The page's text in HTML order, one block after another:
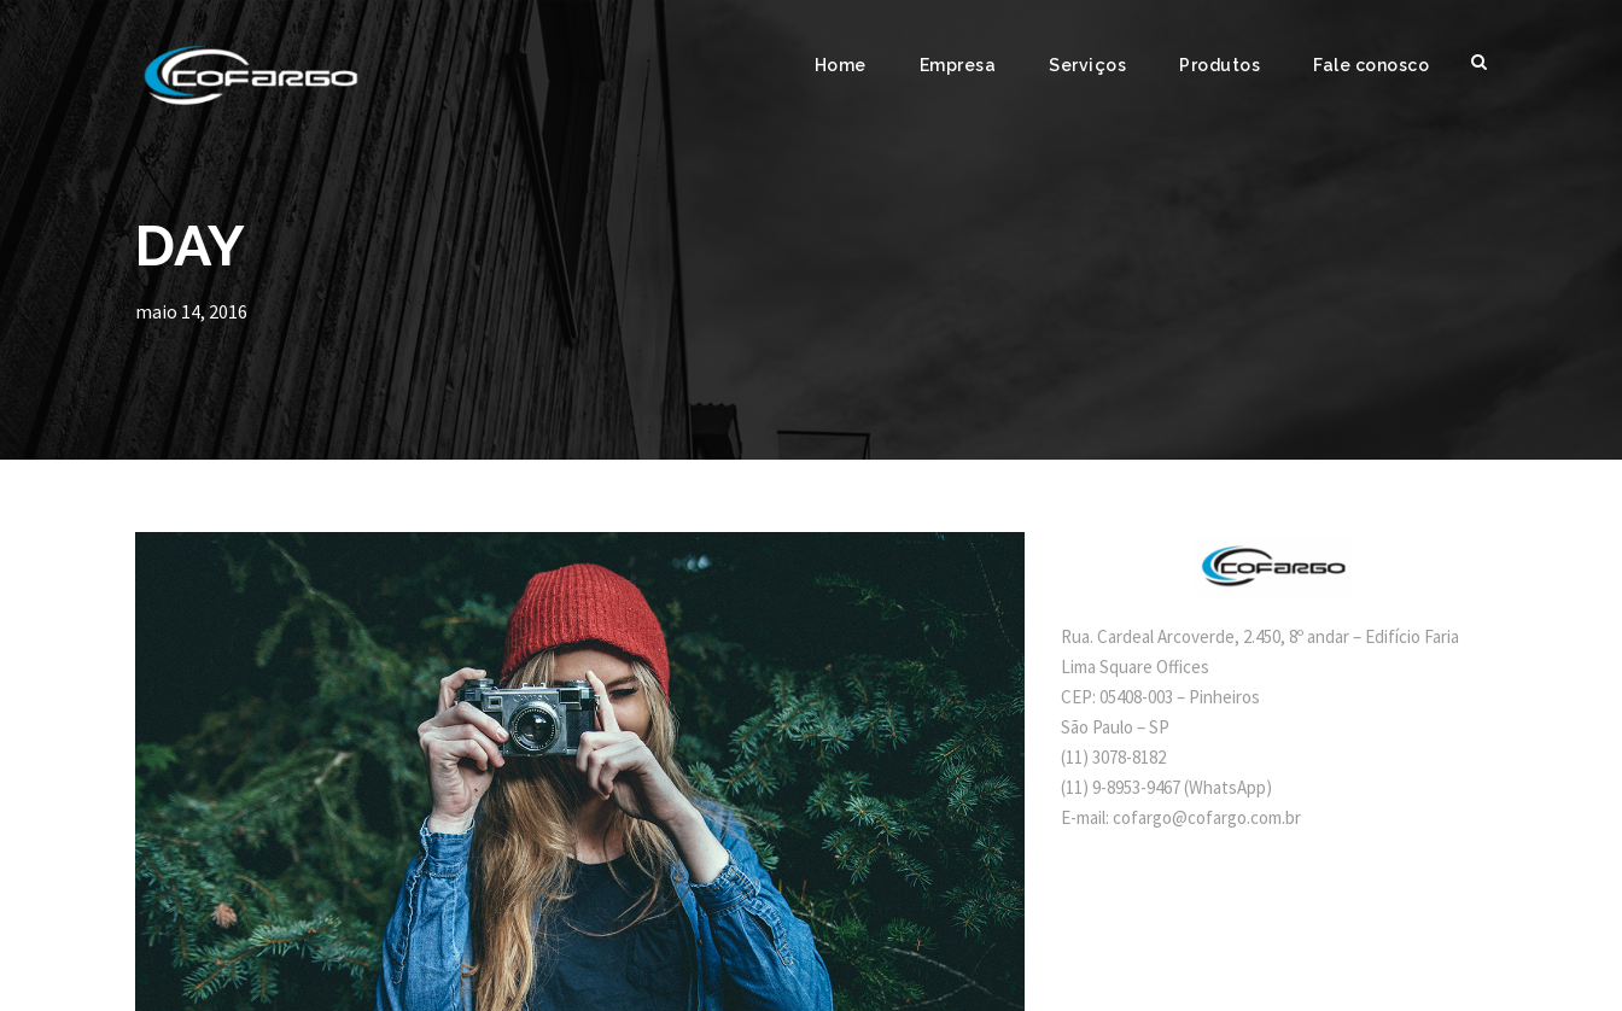
Home Empresa Serviços Produtos Fale conosco
DAY
maio 14, 2016
Rua. Cardeal Arcoverde, 2.450, 8º andar – Edifício Faria
Lima Square Offices
CEP: 05408-003 – Pinheiros
São Paulo – SP
(11) 3078-8182
(11) 9-8953-9467(WhatsApp)
E-mail: cofargo@cofargo.com.br